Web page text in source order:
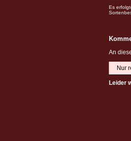
Es
An
Nur
Leider